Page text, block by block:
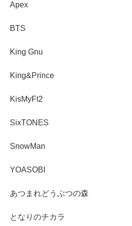
Apex
BTS
King Gnu
King&Prince
KisMyFt2
SixTONES
SnowMan
YOASOBI
あつまれどうぶつの森
となりのチカラ